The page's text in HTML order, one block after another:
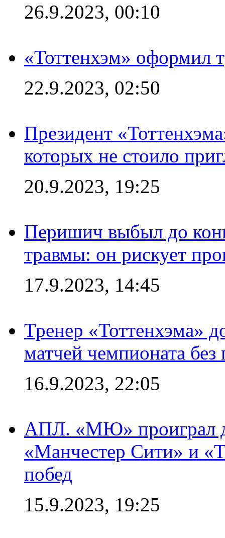
26.9.2023, 00:10
«Тоттенхэм» оформил
22.9.2023, 02:50
Президент
которых не стоило
20.9.2023, 19:25
Перишич выбыл до
травмы: он рискует
17.9.2023, 14:45
Тренер «Тоттенхэма»
матчей чемпионата
16.9.2023, 22:05
АПЛ. «МЮ» проиграл
«Манчестер Сити» и
побед
15.9.2023, 19:25